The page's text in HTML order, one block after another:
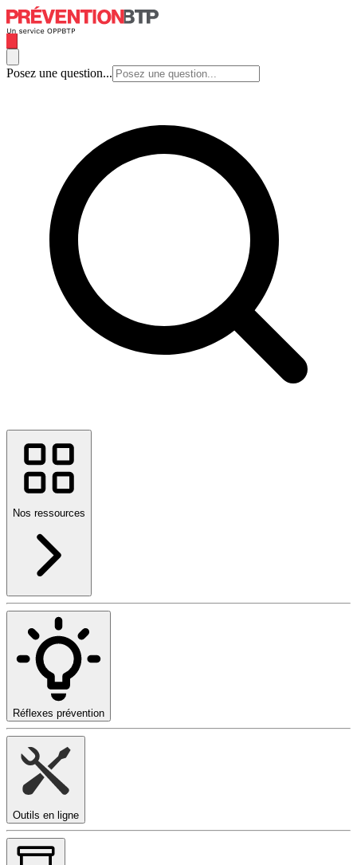
Posez une question...
Nos ressources
Réflexes prévention
Outils en ligne